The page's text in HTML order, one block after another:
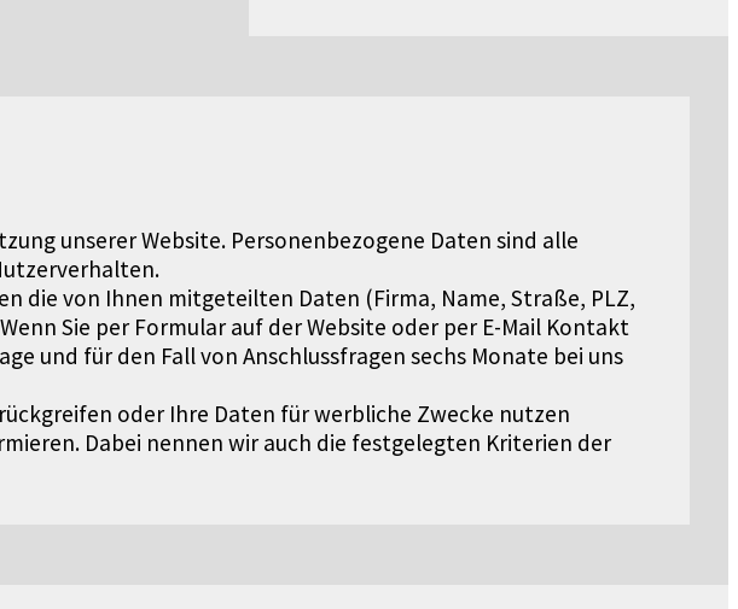
unserer Website. Personenbezogene Daten sind alle
die von Ihnen mitgeteilten Daten (Firma, Name, Straße, PLZ,
Sie per Formular auf der Website oder per E-Mail Kontakt
und für den Fall von Anschlussfragen sechs Monate bei uns
oder Ihre Daten für werbliche Zwecke nutzen
Dabei nennen wir auch die festgelegten Kriterien der